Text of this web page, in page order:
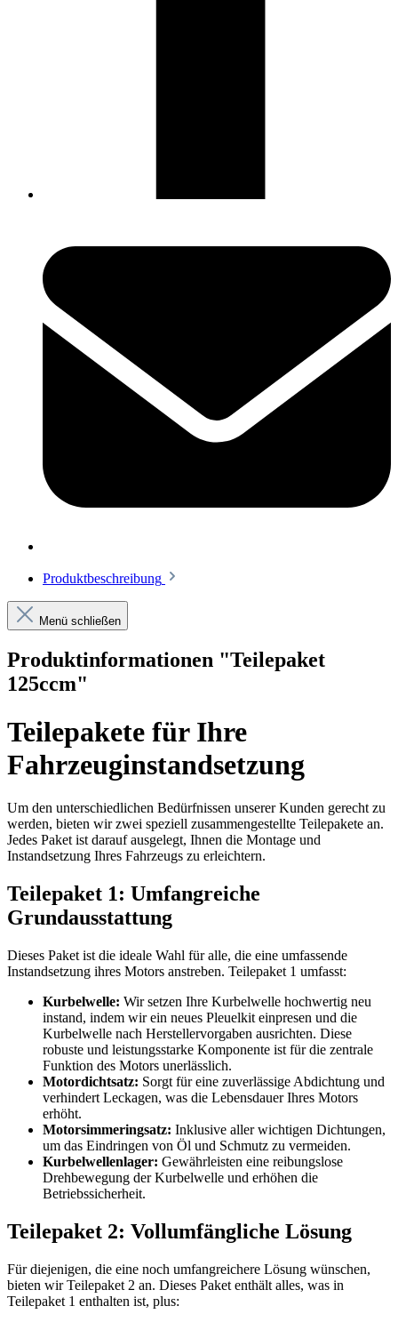
Produktbeschreibung
Menü schließen
Produktinformationen "Teilepaket
125ccm"
Teilepakete für Ihre
Fahrzeuginstandsetzung
Um den unterschiedlichen Bedürfnissen unserer Kunden gerecht zu
werden, bieten wir zwei speziell zusammengestellte Teilepakete an.
Jedes Paket ist darauf ausgelegt, Ihnen die Montage und
Instandsetzung Ihres Fahrzeugs zu erleichtern.
Teilepaket 1: Umfangreiche
Grundausstattung
Dieses Paket ist die ideale Wahl für alle, die eine umfassende
Instandsetzung ihres Motors anstreben. Teilepaket 1 umfasst:
Kurbelwelle: Wir setzen Ihre Kurbelwelle hochwertig neu
instand, indem wir ein neues Pleuelkit einpresen und die
Kurbelwelle nach Herstellervorgaben ausrichten. Diese
robuste und leistungsstarke Komponente ist für die zentrale
Funktion des Motors unerlässlich.
Motordichtsatz: Sorgt für eine zuverlässige Abdichtung und
verhindert Leckagen, was die Lebensdauer Ihres Motors
erhöht.
Motorsimmeringsatz: Inklusive aller wichtigen Dichtungen,
um das Eindringen von Öl und Schmutz zu vermeiden.
Kurbelwellenlager: Gewährleisten eine reibungslose
Drehbewegung der Kurbelwelle und erhöhen die
Betriebssicherheit.
Teilepaket 2: Vollumfängliche Lösung
Für diejenigen, die eine noch umfangreichere Lösung wünschen,
bieten wir Teilepaket 2 an. Dieses Paket enthält alles, was in
Teilepaket 1 enthalten ist, plus: